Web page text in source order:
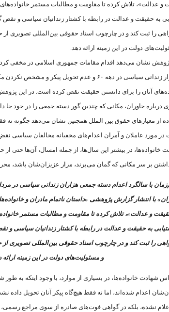
به حقیقت و عدالت در رابطه با کشتار زندانیان سیاسی و نقض
را ثبت کند و در چارچوب اسناد حقوقی بین‌المللی تصویری
دولت در این زمینه ارائه دهد.
نشان می‌دهد اقدام مقامات جمهوری اسلامی در مخفی
۱۵ هزار زندانی سیاسی در دهه ۶۰ و عدم تحویل پیکر
آنان را برای دانستن حقیقت نقض کرده است. در این
درباره خاوران، مکانی که چندین گور دسته جمعی را در خود جا
از معیارهای حقوق بین الملل همچنین نشان می‌دهد چگونه نه
در مورد عاملان و آمران اعدام‌های مخفیانه مخالفان سیاسی
خانواده‌ها، در بیشتر این سال‌ها، از جمله امسال، آن‌ها
بر سر مکانی که گمان می‌برند، مزار عزیزان‌شان باشد،
با انتشار گزارش پژوهشی «داستان ناتمام مادران و
به حقیقت و عدالت در رابطه با کشتار زندانیان سیاسی و
را ثبت کند و در چارچوب اسناد حقوقی بین‌المللی تصویری
و مسئولیت‌های دولت در این زمینه ارائه
شهادت خانواده‌ها، در بسیاری از موارد، با وجود اینکه به طور
اعدام شده‌اند، اما نه فقط هیچ‌گاه پیکر آنان تحویل
نشده، بلکه در گواهی فوت‌های صادره از سوی مراجع